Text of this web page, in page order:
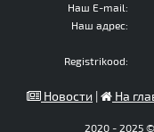
Наш E-mail:
Наш адрес:
Registrikood:
Новости
На
2020 - 2025